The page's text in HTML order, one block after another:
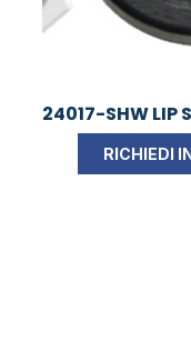
24017-SHW LIP
RICHIEDI